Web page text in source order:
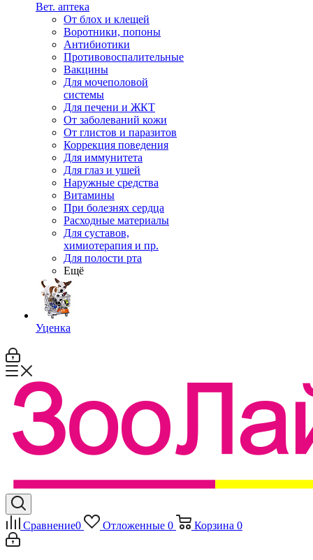
Вет. аптека
От блох и клещей
Воротники, попоны
Антибиотики
Противовоспалительные
Вакцины
Для мочеполовой
системы
Для печени и ЖКТ
От заболеваний кожи
От глистов и паразитов
Коррекция поведения
Для иммунитета
Для глаз и ушей
Наружные средства
Витамины
При болезнях сердца
Расходные материалы
Для суставов,
химиотерапия и пр.
Для полости рта
Ещё
Уценка
Сравнение0 Отложенные 0 Корзина 0